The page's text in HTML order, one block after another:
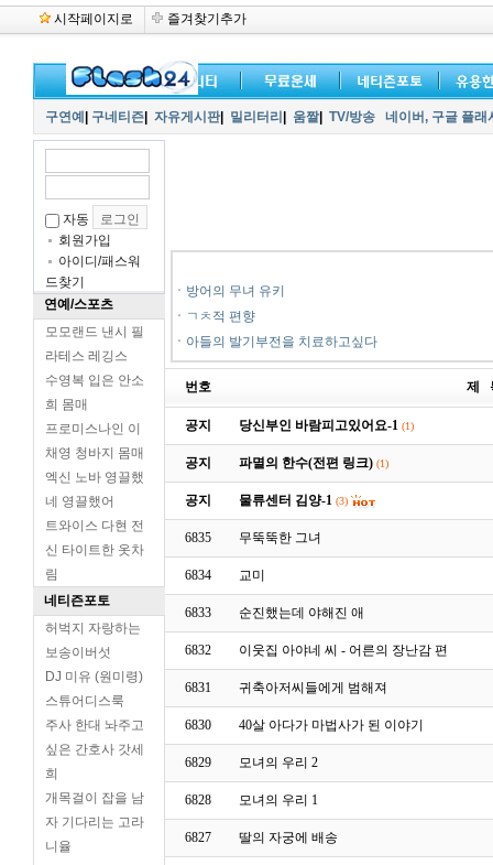
시작페이지로 즐겨찾기추가
구연예 구네티즌 자유게시판| 밀리터리 움짤| TV/방송 네이버, 구글 플
자동
회원가입
아이디/패스워
드찾기
연예/스포츠
모모랜드 낸시 필
라테스 레깅스
수영복 입은 안소
희 몸매
프로미스나인 이
채영 청바지 몸매
엑신 노바 영끌했
네 영끌했어
트와이스 다현 전
신 타이트한 옷차
림
네티즌포토
허벅지 자랑하는
보송이버섯
DJ 미유 (원미령)
스튜어디스룩
주사 한대 놔주고
싶은 간호사 갓세
희
개목걸이 잡을 남
자 기다리는 고라
니율
ㆍ 방어의 무녀 유키
ㆍ ㄱㅊ적 편향
ㆍ 아들의 발기부전을 치료하고싶다
번호 제
공지 당신부인 바람피고있어요-1 (1)
공지 파멸의 한수(전편 링크) (1)
공지 물류센터 김양-1 (3)
6835 무뚝뚝한 그녀
6834 교미
6833 순진했는데 야해진 애
6832 이웃집 아야네 씨 - 어른의 장난감 편
6831 귀축아저씨들에게 범해져
6830 40살 아다가 마법사가 된 이야기
6829 모녀의 우리 2
6828 모녀의 우리 1
6827 딸의 자궁에 배송